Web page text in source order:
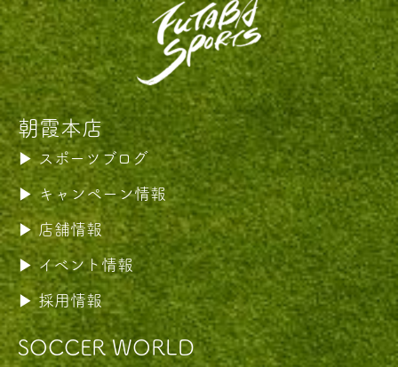
朝霞本店
スポーツブログ
キャンペーン情報
店舗情報
イベント情報
採用情報
SOCCER WORLD